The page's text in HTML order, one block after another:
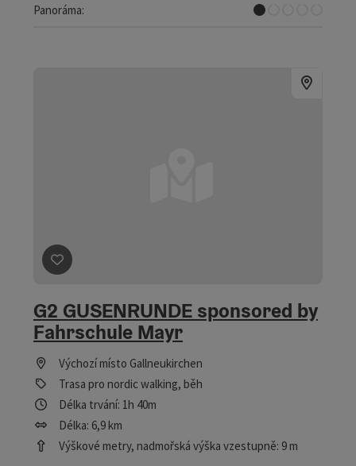
Panoráma:
Prakticky žádný rozhled
Označit příspěvek
G2 GUSENRUNDE sponsored by
Fahrschule Mayr
Výchozí místo Gallneukirchen
Trasa pro nordic walking, běh
Délka trvání: 1h 40m
Délka: 6,9 km
Výškové metry, nadmořská výška vzestupně: 9 m